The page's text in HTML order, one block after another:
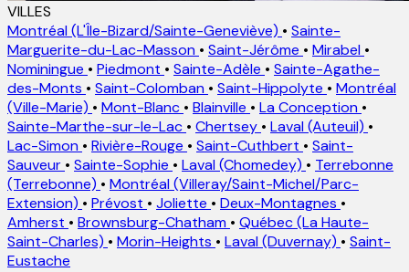
VILLES
Montréal (L'Île-Bizard/Sainte-Geneviève) • Sainte-
Marguerite-du-Lac-Masson • Saint-Jérôme • Mirabel •
Nominingue • Piedmont • Sainte-Adèle • Sainte-Agathe-
des-Monts • Saint-Colomban • Saint-Hippolyte • Montréal
(Ville-Marie) • Mont-Blanc • Blainville • La Conception •
Sainte-Marthe-sur-le-Lac • Chertsey • Laval (Auteuil) •
Lac-Simon • Rivière-Rouge • Saint-Cuthbert • Saint-
Sauveur • Sainte-Sophie • Laval (Chomedey) • Terrebonne
(Terrebonne) • Montréal (Villeray/Saint-Michel/Parc-
Extension) • Prévost • Joliette • Deux-Montagnes •
Amherst • Brownsburg-Chatham • Québec (La Haute-
Saint-Charles) • Morin-Heights • Laval (Duvernay) • Saint-
Eustache